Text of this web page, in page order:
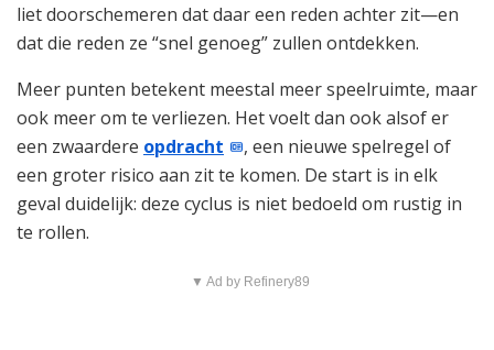
liet doorschemeren dat daar een reden achter zit—en
dat die reden ze “snel genoeg” zullen ontdekken.
Meer punten betekent meestal meer speelruimte, maar
ook meer om te verliezen. Het voelt dan ook alsof er
een zwaardere opdracht
, een nieuwe spelregel of
een groter risico aan zit te komen. De start is in elk
geval duidelijk: deze cyclus is niet bedoeld om rustig in
te rollen.
▼ Ad by Refinery89